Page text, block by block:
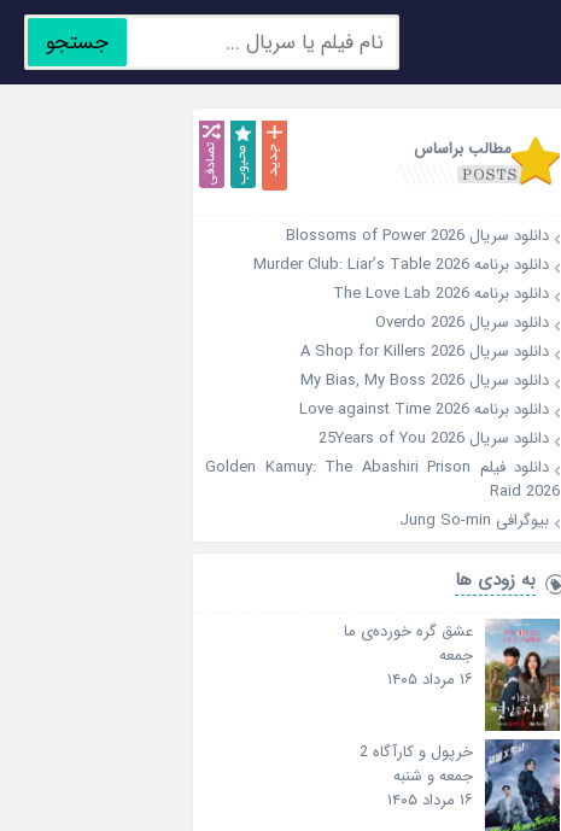
جستجو
مطالب براساس
دانلود سریال Blossoms of Power 2026
دانلود برنامه Murder Club: Liar’s Table 2026
دانلود برنامه The Love Lab 2026
دانلود سریال Overdo 2026
دانلود سریال A Shop for Killers 2026
دانلود سریال My Bias, My Boss 2026
دانلود برنامه Love against Time 2026
دانلود سریال 25Years of You 2026
دانلود فیلم Golden Kamuy: The Abashiri Prison
Raid 2026
بیوگرافی Jung So-min
به زودی ها
عشق گره خورده‌ی ما
جمعه
۱۶ مرداد ۱۴۰۵
خرپول و کارآگاه 2
جمعه و شنبه
۱۶ مرداد ۱۴۰۵